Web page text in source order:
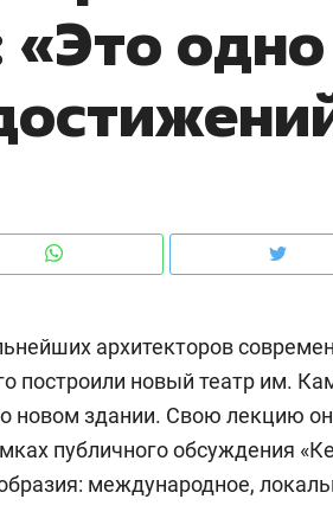
«Это
архитекторов
построили новый театр им.
новом здании. Свою лекцию
публичного обсуждения
международное,
надо знать аксакалов и
Оман?
клиентах и
Рекомендуем
150 камер до
ID вместо ключа: